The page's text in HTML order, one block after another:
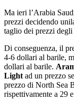
Ma ieri l’Arabia
prezzi decidendo
taglio dei prezzi
Di conseguenza, il
4-6 dollari al barile,
dollari al barile.
Light ad un prezzo
prezzo di North Sea
rispettivamente a 29